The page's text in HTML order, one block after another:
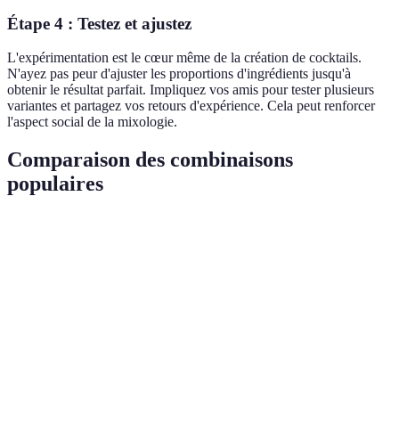
Étape 4 : Testez et ajustez
L'expérimentation est le cœur même de la création de cocktails.
N'ayez pas peur d'ajuster les proportions d'ingrédients jusqu'à
obtenir le résultat parfait. Impliquez vos amis pour tester plusieurs
variantes et partagez vos retours d'expérience. Cela peut renforcer
l'aspect social de la mixologie.
Comparaison des combinaisons
populaires